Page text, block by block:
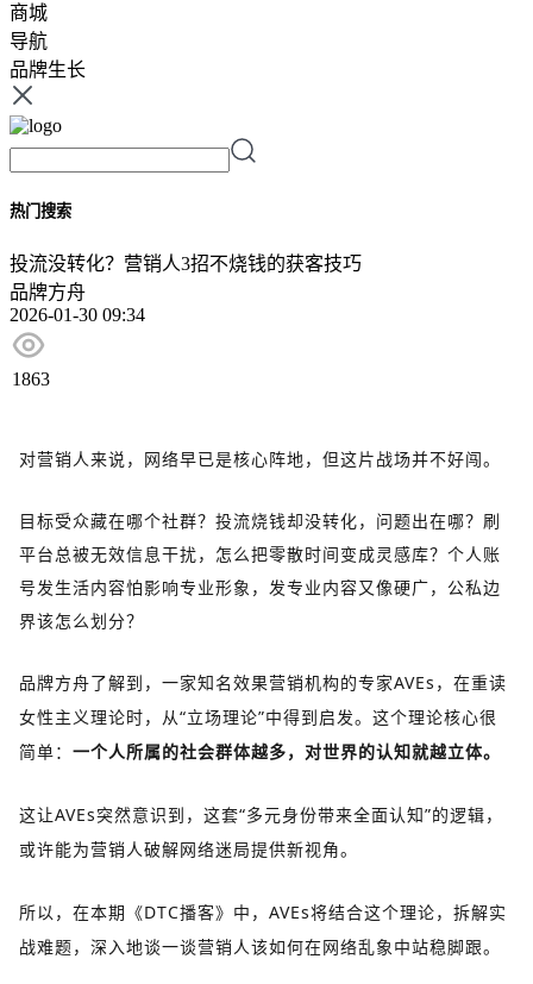
商城
导航
品牌生长
热门搜索
投流没转化？营销人3招不烧钱的获客技巧
品牌方舟
2026-01-30 09:34
1863
对营销人来说，网络早已是核心阵地，但这片战场并不好闯。
目标受众藏在哪个社群？投流烧钱却没转化，问题出在哪？刷
平台总被无效信息干扰，怎么把零散时间变成灵感库？个人账
号发生活内容怕影响专业形象，发专业内容又像硬广，公私边
界该怎么划分？
品牌方舟了解到，一家知名效果营销机构的专家AVEs，在重读
女性主义理论时，从“立场理论”中得到启发。这个理论核心很
简单： 一个人所属的社会群体越多，对世界的认知就越立体。
这让AVEs突然意识到，这套“多元身份带来全面认知”的逻辑，
或许能为营销人破解网络迷局提供新视角。
所以，在本期《DTC播客》中，AVEs将结合这个理论，拆解实
战难题，深入地谈一谈营销人该如何在网络乱象中站稳脚跟。